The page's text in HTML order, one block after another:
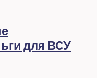
для ВСУ